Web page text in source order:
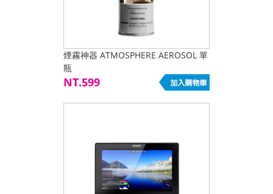
煙霧神器 ATMOSPHERE AEROSOL 單
瓶
NT.599